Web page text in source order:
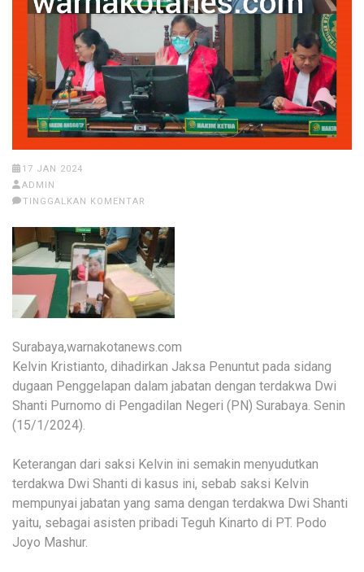
17 JAN 2024
ADMIN
TINGGALKAN KOMENTAR
Surabaya,warnakotanews.com
Kelvin Kristianto, dihadirkan Jaksa Penuntut pada sidang
dugaan Penggelapan dalam jabatan dengan terdakwa Dwi
Shanti Purnomo di Pengadilan Negeri (PN) Surabaya. Senin
(15/1/2024).
Keterangan dari saksi Kelvin ini semakin menyudutkan
terdakwa Dwi Shanti di kasus ini, sebab saksi Kelvin
mempunyai jabatan yang sama dengan terdakwa Dwi Shanti
yaitu, sebagai asisten pribadi Teguh Kinarto di PT. Podo
Joyo Mashur.